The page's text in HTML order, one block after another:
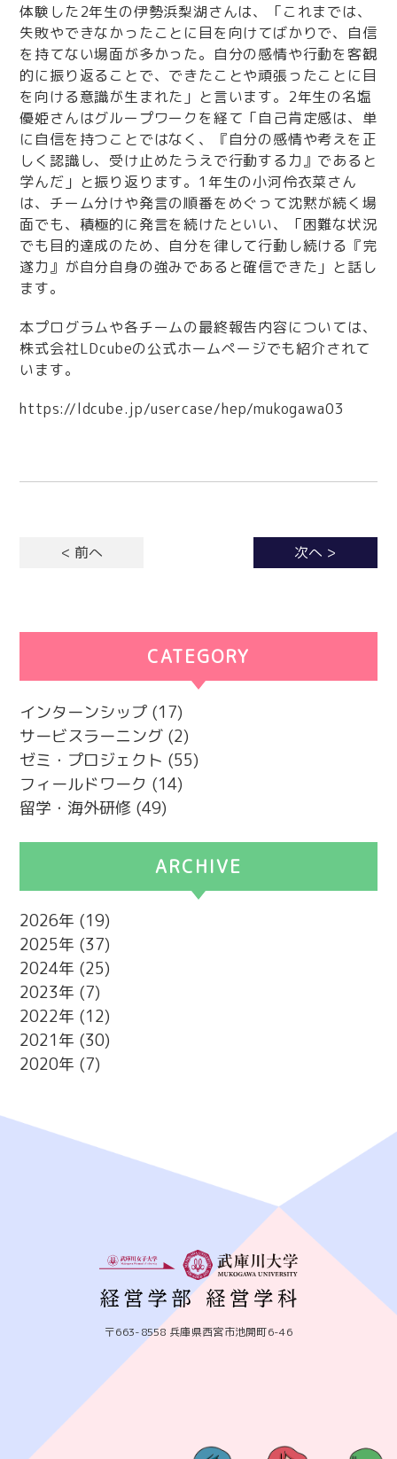
体験した2年生の伊勢浜梨湖さんは、「これまでは、
失敗やできなかったことに目を向けてばかりで、自信
を持てない場面が多かった。自分の感情や行動を客観
的に振り返ることで、できたことや頑張ったことに目
を向ける意識が生まれた」と言います。2年生の名塩
優姫さんはグループワークを経て「自己肯定感は、単
に自信を持つことではなく、『自分の感情や考えを正
しく認識し、受け止めたうえで行動する力』であると
学んだ」と振り返ります。1年生の小河伶衣菜さん
は、チーム分けや発言の順番をめぐって沈黙が続く場
面でも、積極的に発言を続けたといい、「困難な状況
でも目的達成のため、自分を律して行動し続ける『完
遂力』が自分自身の強みであると確信できた」と話し
ます。
本プログラムや各チームの最終報告内容については、
株式会社LDcubeの公式ホームページでも紹介されて
います。
https://ldcube.jp/usercase/hep/mukogawa03
< 前へ 次へ >
CATEGORY
インターンシップ (17)
サービスラーニング (2)
ゼミ・プロジェクト (55)
フィールドワーク (14)
留学・海外研修 (49)
ARCHIVE
2026
(19)
2025
(37)
2024
(25)
2023
(7)
2022
(12)
2021
(30)
2020
(7)
〒663-8558 兵庫県西宮市池開町6-46